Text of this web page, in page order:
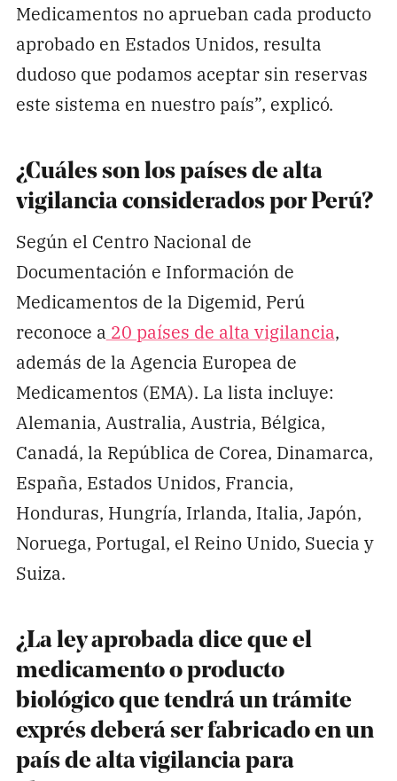
Medicamentos no aprueban cada producto
aprobado en Estados Unidos, resulta
dudoso que podamos aceptar sin reservas
este sistema en nuestro país”, explicó.
¿Cuáles son los países de alta
vigilancia considerados por Perú?
Según el Centro Nacional de
Documentación e Información de
Medicamentos de la Digemid, Perú
reconoce a 20 países de alta vigilancia,
además de la Agencia Europea de
Medicamentos (EMA). La lista incluye:
Alemania, Australia, Austria, Bélgica,
Canadá, la República de Corea, Dinamarca,
España, Estados Unidos, Francia,
Honduras, Hungría, Irlanda, Italia, Japón,
Noruega, Portugal, el Reino Unido, Suecia y
Suiza.
¿La ley aprobada dice que el
medicamento o producto
biológico que tendrá un trámite
exprés deberá ser fabricado en un
país de alta vigilancia para